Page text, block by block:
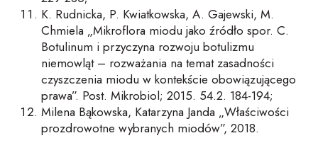
K. Rudnicka, P. Kwiatkowska, A. Gajewski, M.
Chmiela „Mikroflora miodu jako źródło spor. C.
Botulinum i przyczyna rozwoju botulizmu
niemowląt – rozważania na temat zasadności
czyszczenia miodu w kontekście obowiązującego
prawa”. Post. Mikrobiol; 2015. 54.2. 184-194;
Milena Bąkowska, Katarzyna Janda „Właściwości
prozdrowotne wybranych miodów”, 2018.